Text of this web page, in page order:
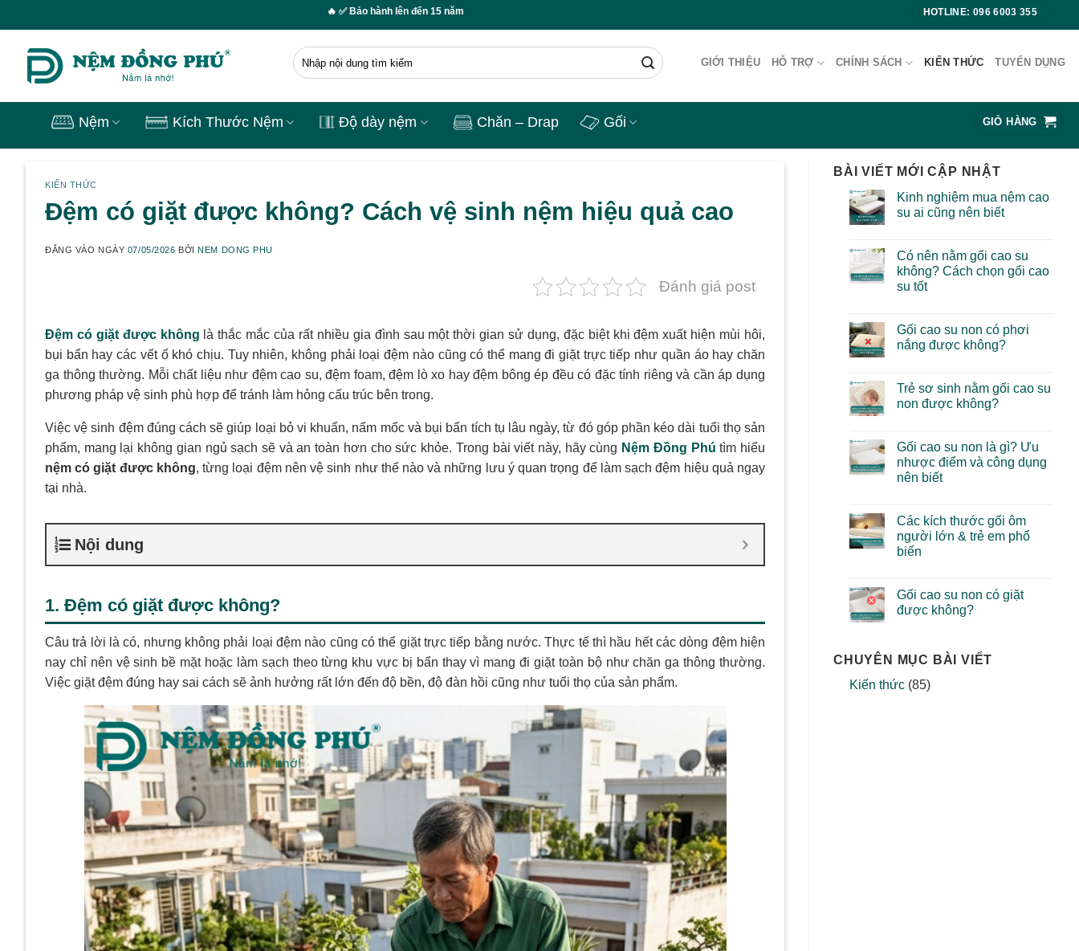
to
content
🔥 ✅ Bảo hành lên đến 15 năm ✅ Freeship toàn quốc ✅ Bộ quà tặng ngủ cao cấp ✅ Lỗi 1 đổi 1 🔥 HOTLINE: 096 6003 355
Tìm
kiếm:
GIỚI THIỆU HỖ TRỢ CHÍNH SÁCH KIẾN THỨC TUYỂN DỤNG
Nệm Kích Thước Nệm Độ dày nệm Chăn – Drap Gối GIỎ HÀNG
KIẾN THỨC
Đệm có giặt được không? Cách vệ sinh nệm hiệu quả cao
ĐĂNG VÀO NGÀY 07/05/2026 BỞINEM DONG PHU
Đánh giá post
Đệm có giặt được không là thắc mắc của rất nhiều gia đình sau một thời gian sử dụng, đặc biệt khi đệm xuất hiện mùi hôi,
bụi bẩn hay các vết ố khó chịu. Tuy nhiên, không phải loại đệm nào cũng có thể mang đi giặt trực tiếp như quần áo hay chăn
ga thông thường. Mỗi chất liệu như đệm cao su, đệm foam, đệm lò xo hay đệm bông ép đều có đặc tính riêng và cần áp dụng
phương pháp vệ sinh phù hợp để tránh làm hỏng cấu trúc bên trong.
Việc vệ sinh đệm đúng cách sẽ giúp loại bỏ vi khuẩn, nấm mốc và bụi bẩn tích tụ lâu ngày, từ đó góp phần kéo dài tuổi thọ sản
phẩm, mang lại không gian ngủ sạch sẽ và an toàn hơn cho sức khỏe. Trong bài viết này, hãy cùng Nệm Đồng Phú tìm hiểu
nệm có giặt được không, từng loại đệm nên vệ sinh như thế nào và những lưu ý quan trọng để làm sạch đệm hiệu quả ngay
tại nhà.
Nội dung
1. Đệm có giặt được không?
Câu trả lời là có, nhưng không phải loại đệm nào cũng có thể giặt trực tiếp bằng nước. Thực tế thì hầu hết các dòng đệm hiện
nay chỉ nên vệ sinh bề mặt hoặc làm sạch theo từng khu vực bị bẩn thay vì mang đi giặt toàn bộ như chăn ga thông thường.
Việc giặt đệm đúng hay sai cách sẽ ảnh hưởng rất lớn đến độ bền, độ đàn hồi cũng như tuổi thọ của sản phẩm.
BÀI VIẾT MỚI CẬP NHẬT
Kinh nghiệm mua nệm cao
su ai cũng nên biết
Có nên nằm gối cao su
không? Cách chọn gối cao
su tốt
Gối cao su non có phơi
nắng được không?
Trẻ sơ sinh nằm gối cao su
non được không?
Gối cao su non là gì? Ưu
nhược điểm và công dụng
nên biết
Các kích thước gối ôm
người lớn & trẻ em phổ
biến
Gối cao su non có giặt
được không?
CHUYÊN MỤC BÀI VIẾT
Kiến thức (85)